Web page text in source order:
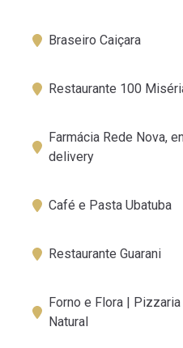
Braseiro Caiçara
Restaurante 100
Farmácia Rede Nova,
delivery
Café e Pasta Ubatuba
Restaurante Guarani
Forno e Flora |
Natural